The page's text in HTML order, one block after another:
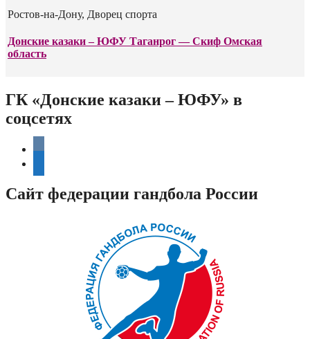
Ростов-на-Дону, Дворец спорта
Донские казаки – ЮФУ Таганрог — Скиф Омская
область
ГК «Донские казаки – ЮФУ» в
соцсетях
Сайт федерации гандбола России